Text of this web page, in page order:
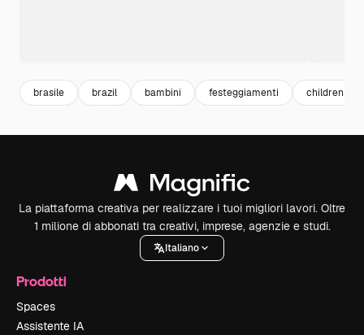
brasile brazil bambini festeggiamenti children
La piattaforma creativa per realizzare i tuoi migliori lavori. Oltre
1 milione di abbonati tra creativi, imprese, agenzie e studi.
Italiano
Prodotti
Spaces
Assistente IA